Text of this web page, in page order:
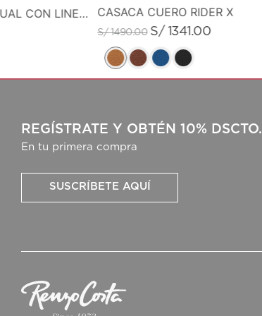
MONEDERO CASUAL CON LINEA DE COLOR EN CONTRASTE CASACA CUERO RIDER X
S/ 1490.00 S/ 1341 .00
REGÍSTRATE Y OBTÉN 10% DSCTO.
En tu primera compra
SUSCRÍBETE AQUÍ